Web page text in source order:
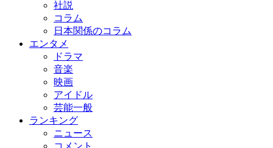
社説
コラム
日本関係のコラム
エンタメ
ドラマ
音楽
映画
アイドル
芸能一般
ランキング
ニュース
コメント